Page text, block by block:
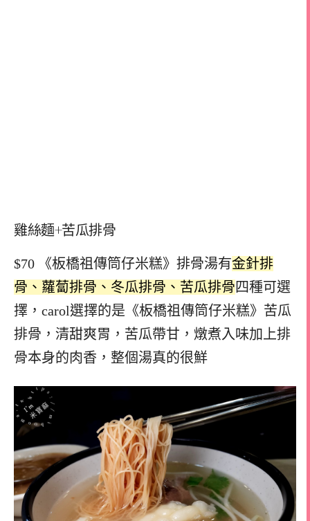
雞絲麵+苦瓜排骨
$70 《板橋祖傳筒仔米糕》排骨湯有金針排
骨、蘿蔔排骨、冬瓜排骨、苦瓜排骨四種可選
擇，carol選擇的是《板橋祖傳筒仔米糕》苦瓜
排骨，清甜爽胃，苦瓜帶甘，燉煮入味加上排
骨本身的肉香，整個湯真的很鮮